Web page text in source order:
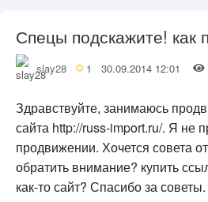
Спецы подскажите! как
slay28 1 30.09.2014 12:01
Здравствуйте, занимаюсь
сайта http://russ-import.ru/. Я не
продвижении. Хочется совета
обратить внимание? купить
как-то сайт? Спасибо за